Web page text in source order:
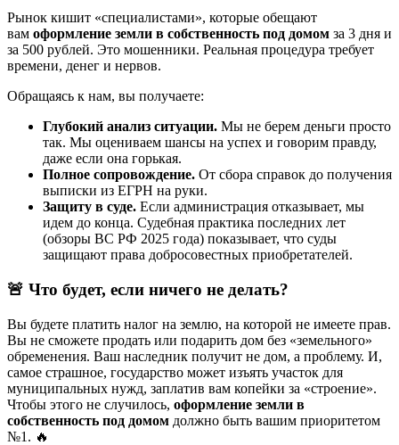
Рынок кишит «специалистами», которые обещают
вам оформление земли в собственность под домом за 3 дня и
за 500 рублей. Это мошенники. Реальная процедура требует
времени, денег и нервов.
Обращаясь к нам, вы получаете:
Глубокий анализ ситуации. Мы не берем деньги просто
так. Мы оцениваем шансы на успех и говорим правду,
даже если она горькая.
Полное сопровождение. От сбора справок до получения
выписки из ЕГРН на руки.
Защиту в суде. Если администрация отказывает, мы
идем до конца. Судебная практика последних лет
(обзоры ВС РФ 2025 года) показывает, что суды
защищают права добросовестных приобретателей.
🚨 Что будет, если ничего не делать?
Вы будете платить налог на землю, на которой не имеете прав.
Вы не сможете продать или подарить дом без «земельного»
обременения. Ваш наследник получит не дом, а проблему. И,
самое страшное, государство может изъять участок для
муниципальных нужд, заплатив вам копейки за «строение».
Чтобы этого не случилось, оформление земли в
собственность под домом должно быть вашим приоритетом
№1. 🔥